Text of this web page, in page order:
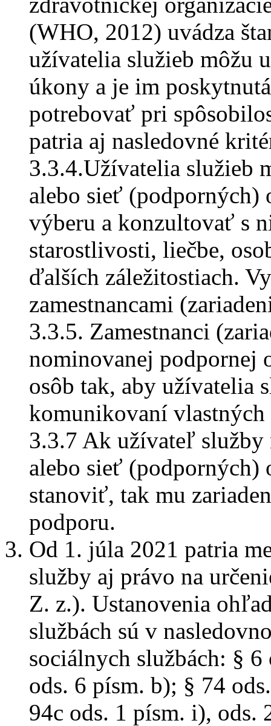
(WHO, 2012) uvádza
užívatelia služieb môžu
úkony a je im
potrebovať pri
patria aj nasledovné
3.3.4.Užívatelia služieb
alebo sieť (podporných)
výberu a konzultovať s
starostlivosti, liečbe,
ďalších záležitostiach.
zamestnancami
3.3.5. Zamestnanci
nominovanej podpornej
osôb tak, aby užívatelia
komunikovaní
3.3.7 Ak užívateľ služby
alebo sieť (podporných)
stanoviť, tak mu
podporu.
Od 1. júla 2021 patria
služby aj právo na
Z. z.). Ustanovenia
službách sú v
sociálnych službách: §
ods. 6 písm. b); § 74
94c ods. 1 písm. i), ods.